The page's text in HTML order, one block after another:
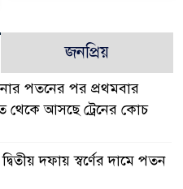
জনপ্রিয়
পতনের পর প্রথমবার
থেকে আসছে ট্রেনের কোচ
দ্বিতীয় দফায় স্বর্ণের দামে পতন